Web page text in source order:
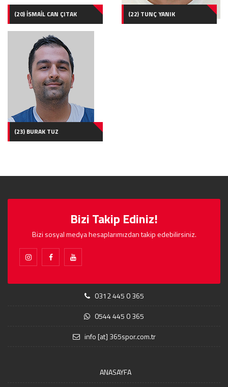
(20) İSMAİL CAN ÇITAK (22) TUNÇ YANIK
(23) BURAK TUZ
Bizi Takip Ediniz!
Bizi sosyal medya hesaplarımızdan takip edebilirsiniz.
0312 445 0 365
0544 445 0 365
info [at] 365spor.com.tr
ANASAYFA